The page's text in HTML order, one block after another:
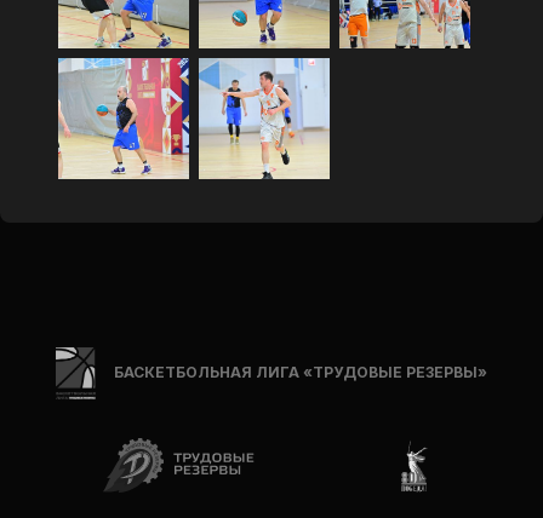
БАСКЕТБОЛЬНАЯ ЛИГА «ТРУДОВЫЕ РЕЗЕРВЫ»